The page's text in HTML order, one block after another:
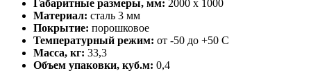
Габаритные размеры, мм: 2000 х 1000
Материал: сталь 3 мм
Покрытие: порошковое
Температурный режим: от -50 до +50 С
Масса, кг: 33,3
Объем упаковки, куб.м: 0,4